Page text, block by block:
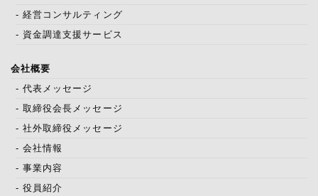
- 経営コンサルティング
- 資金調達支援サービス
会社概要
- 代表メッセージ
- 取締役会長メッセージ
- 社外取締役メッセージ
- 会社情報
- 事業内容
- 役員紹介